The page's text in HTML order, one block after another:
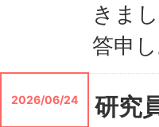
きま
答申
2026/06/24 研究